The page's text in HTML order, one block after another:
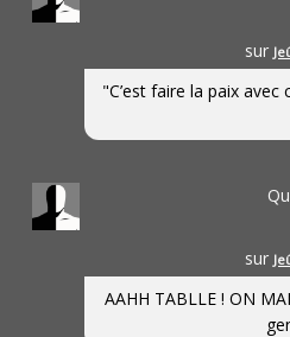
sur
"C’est faire la paix
sur
AAHH TABLLE ! ON